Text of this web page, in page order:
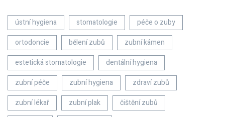
ústní hygiena stomatologie
péče o zuby
ortodoncie
bělení zubů
zubní kámen
estetická stomatologie
dentální hygiena
zubní péče
zubní hygiena
zdraví zubů
zubní lékař
zubní plak
čištění zubů